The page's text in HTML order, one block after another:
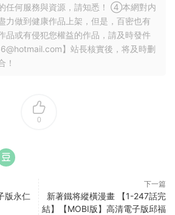
任何服務與資源，請知悉！ ④本網對内
力做到健康作品上架，但是，百密也有
品或有侵犯您權益的作品，請及時發件
】站長核實後，将及時删
！
0
版永仁
下一篇
新著鐵将縱橫漫畫 【1-247話完
結】【MOBI版】高清電子版邱福